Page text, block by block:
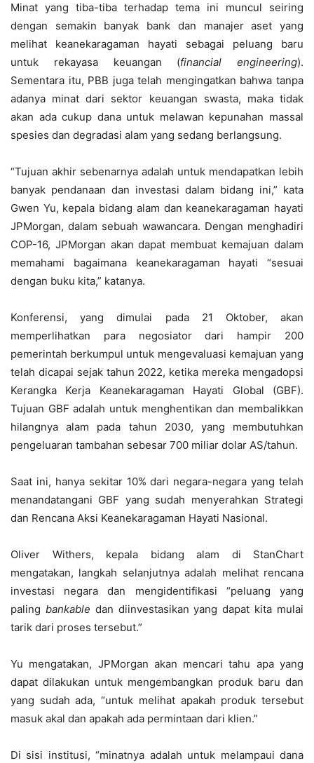
Minat yang tiba-tiba terhadap tema ini muncul seiring
dengan semakin banyak bank dan manajer aset yang
melihat keanekaragaman hayati sebagai peluang baru
untuk rekayasa keuangan (financial engineering).
Sementara itu, PBB juga telah mengingatkan bahwa tanpa
adanya minat dari sektor keuangan swasta, maka tidak
akan ada cukup dana untuk melawan kepunahan massal
spesies dan degradasi alam yang sedang berlangsung.
“Tujuan akhir sebenarnya adalah untuk mendapatkan lebih
banyak pendanaan dan investasi dalam bidang ini,” kata
Gwen Yu, kepala bidang alam dan keanekaragaman hayati
JPMorgan, dalam sebuah wawancara. Dengan menghadiri
COP-16, JPMorgan akan dapat membuat kemajuan dalam
memahami bagaimana keanekaragaman hayati “sesuai
dengan buku kita,” katanya.
Konferensi, yang dimulai pada 21 Oktober, akan
memperlihatkan para negosiator dari hampir 200
pemerintah berkumpul untuk mengevaluasi kemajuan yang
telah dicapai sejak tahun 2022, ketika mereka mengadopsi
Kerangka Kerja Keanekaragaman Hayati Global (GBF).
Tujuan GBF adalah untuk menghentikan dan membalikkan
hilangnya alam pada tahun 2030, yang membutuhkan
pengeluaran tambahan sebesar 700 miliar dolar AS/tahun.
Saat ini, hanya sekitar 10% dari negara-negara yang telah
menandatangani GBF yang sudah menyerahkan Strategi
dan Rencana Aksi Keanekaragaman Hayati Nasional.
Oliver Withers, kepala bidang alam di StanChart
mengatakan, langkah selanjutnya adalah melihat rencana
investasi negara dan mengidentifikasi “peluang yang
paling bankable dan diinvestasikan yang dapat kita mulai
tarik dari proses tersebut.”
Yu mengatakan, JPMorgan akan mencari tahu apa yang
dapat dilakukan untuk mengembangkan produk baru dan
yang sudah ada, “untuk melihat apakah produk tersebut
masuk akal dan apakah ada permintaan dari klien.”
Di sisi institusi, “minatnya adalah untuk melampaui dana